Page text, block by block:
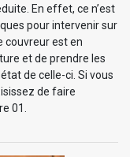
En effet, ce n’est
pour intervenir sur
couvreur est en
et de prendre les
de celle-ci. Si vous
de faire
01.